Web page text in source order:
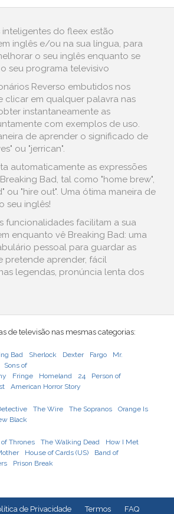
inteligentes do fleex estão
inglês e/ou na sua língua, para
o seu inglês enquanto se
seu programa televisivo
Reverso embutidos nos
clicar em qualquer palavra nas
instantaneamente as
com exemplos de uso.
de aprender o significado de
ou "jerrican".
automaticamente as expressões
Bad, tal como "home brew",
ou "hire out". Uma ótima maneira de
seu inglês!
funcionalidades facilitam a sua
enquanto vê Breaking Bad: uma
pessoal para guardar as
pretende aprender, fácil
legendas, pronúncia lenta dos
de televisão nas mesmas categorias:
Bad Sherlock Dexter Fargo
Mr.
Sons of
Fringe Homeland 24
Person of
American Horror Story
The Wire The Sopranos
Orange Is
Black
Thrones The Walking Dead
How I Met
House of Cards (US)
Band of
Prison Break
de Privacidade Termos FAQ